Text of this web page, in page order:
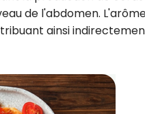
de l'abdomen.
ainsi